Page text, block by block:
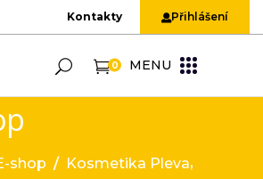
Kontakty Přihlášení
0 MENU
shop / Kosmetika Pleva,